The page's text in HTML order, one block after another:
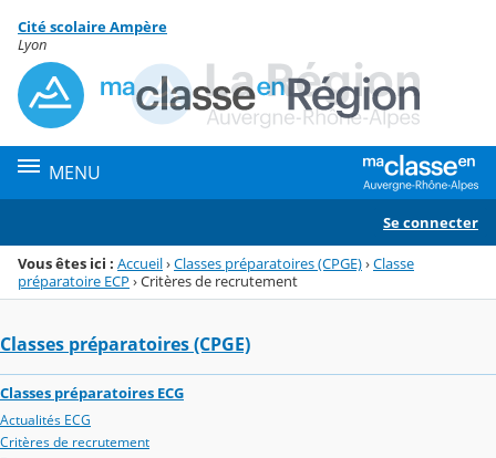
Menu de la rubrique
Contenu
Cité scolaire Ampère
Lyon
MENU
Se connecter
Vous êtes ici : Accueil›Classes préparatoires (CPGE)›Classe
préparatoire ECP ›Critères de recrutement
Classes préparatoires (CPGE)
Classes préparatoires ECG
Actualités ECG
Critères de recrutement